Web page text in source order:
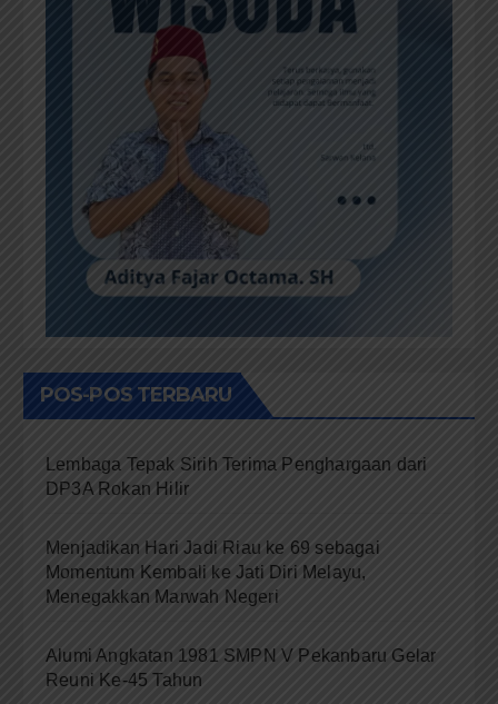
POS-POS TERBARU
Lembaga Tepak Sirih Terima Penghargaan dari
DP3A Rokan Hilir
Menjadikan Hari Jadi Riau ke 69 sebagai
Momentum Kembali ke Jati Diri Melayu,
Menegakkan Marwah Negeri
Alumi Angkatan 1981 SMPN V Pekanbaru Gelar
Reuni Ke-45 Tahun